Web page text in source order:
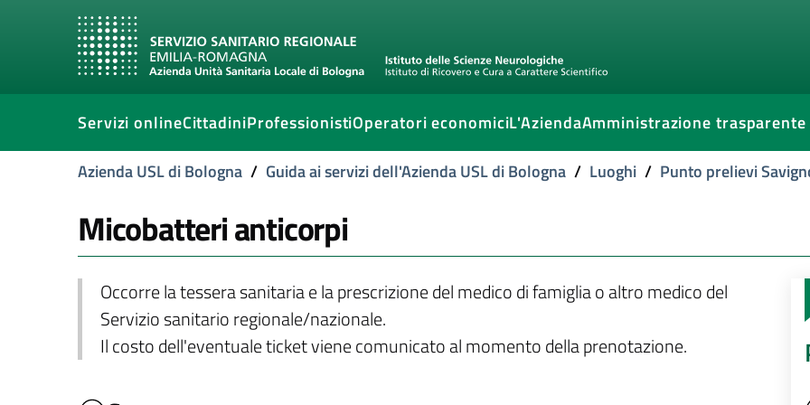
Servizi onlineCittadiniProfessionistiOperatori economiciL'AziendaAmministrazione trasparente
Azienda USL di Bologna / Guida ai servizi dell'Azienda USL di Bologna / Luoghi / Punto prelievi
Micobatteri anticorpi
Occorre la tessera sanitaria e la prescrizione del medico di famiglia o altro medico del
Servizio sanitario regionale/nazionale.
Il costo dell'eventuale ticket viene comunicato al momento della prenotazione.